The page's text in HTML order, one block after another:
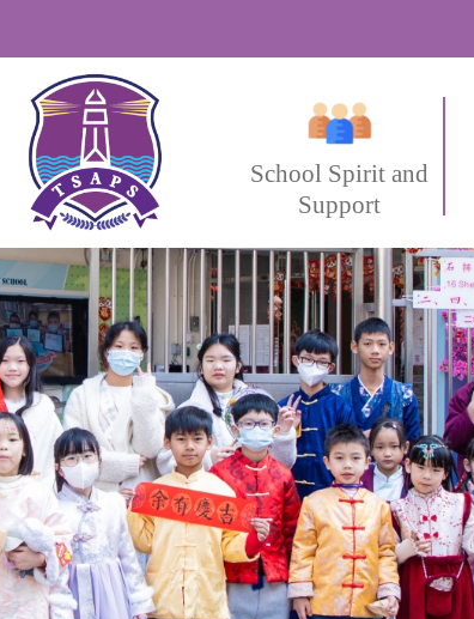
School Spirit and
Support